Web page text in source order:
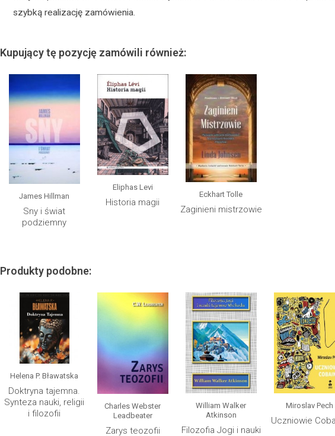
szybką realizację zamówienia.
Kupujący tę pozycję zamówili również:
James Hillman
Sny i świat
podziemny
Eliphas Levi
Historia magii
Eckhart Tolle
Zaginieni mistrzowie
Produkty podobne:
Helena P. Bławatska
Doktryna tajemna.
Synteza nauki, religii
i filozofii
Charles Webster
Leadbeater
Zarys teozofii
William Walker
Atkinson
Filozofia Jogi i nauki
Miroslav Pech
Uczniowie